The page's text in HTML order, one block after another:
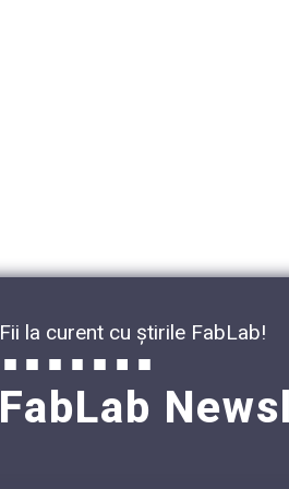
Fii la curent cu știrile FabLab!
FabLab